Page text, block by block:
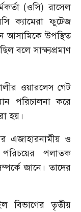
(ওসি) রাসেল
ক্যামেরা ফুটেজ
আসামিকে উপস্থিত
বলে সাক্ষ্যপ্রমাণ
ওয়ারলেস গেট
পরিচালনা করে
হয়।
এজাহারনামীয় ও
পলাতক
জানে। তাদের
বিভাগের তৃতীয়